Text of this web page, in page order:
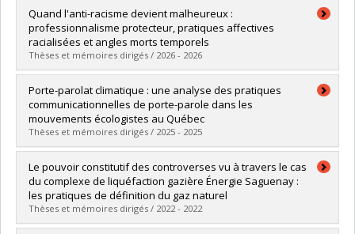
Graduate :Hamon, Amandine
Cycle :Doctoral
Grade :Ph. D.
Lien vers le document dans Papyrus
Quand l'anti-racisme devient malheureux :
professionnalisme protecteur, pratiques affectives
racialisées et angles morts temporels
Thèses et mémoires dirigés / 2026 - 2026
Graduate :Zoghlami, Khaoula
Cycle :Doctoral
Grade :Ph. D.
Lien vers le document dans Papyrus
Porte-parolat climatique : une analyse des pratiques
communicationnelles de porte-parole dans les
mouvements écologistes au Québec
Thèses et mémoires dirigés / 2025 - 2025
Graduate :Vianou, Jonathan
Cycle :Master's
Grade :M. Sc.
Lien vers le document dans Papyrus
Le pouvoir constitutif des controverses vu à travers le cas
du complexe de liquéfaction gazière Énergie Saguenay :
les pratiques de définition du gaz naturel
Thèses et mémoires dirigés / 2022 - 2022